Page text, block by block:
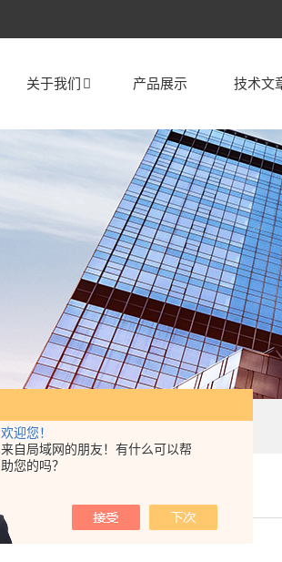
欢迎您！
来自局域网的朋友！有什么可以帮
助您的吗？
关于我们 产品展示 技术文